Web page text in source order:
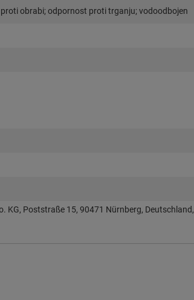
obrabi; odpornost proti trganju; vodoodbojen
KG, Poststraße 15, 90471 Nürnberg, Deutschland,